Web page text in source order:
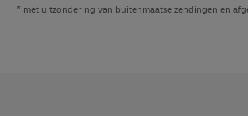
* met uitzondering van buitenmaatse zendingen en